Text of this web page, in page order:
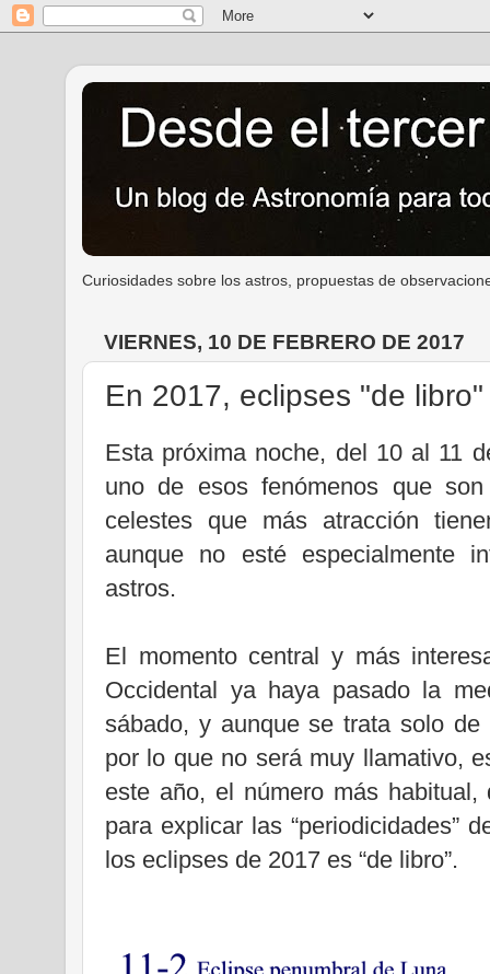
Curiosidades sobre los astros, propuestas de
VIERNES, 10 DE FEBRERO DE 2017
En 2017, eclipses "de libro"
Esta próxima noche, del 10 al 11
uno de esos fenómenos que
celestes que más atracción
aunque no esté especialmente
astros.
El momento central y más
Occidental ya haya pasado la
sábado, y aunque se trata solo
por lo que no será muy llamativo,
este año, el número más
para explicar las “periodicidades”
los eclipses de 2017 es “de libro”.